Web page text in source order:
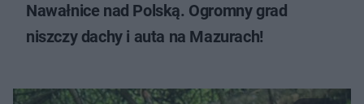
Nawałnice nad Polską. Ogromny grad
niszczy dachy i auta na Mazurach!